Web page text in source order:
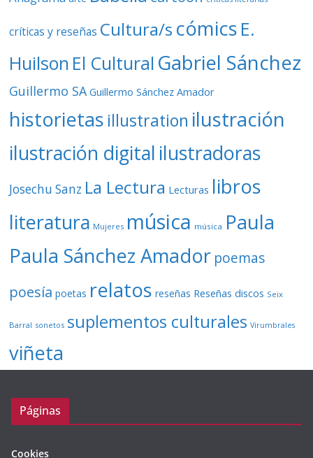
críticas y reseñas Cultura/s cómics E.
Huilson El Cultural Gabriel Sánchez
Guillermo SA Guillermo Sánchez Amador
historietas illustration ilustración
ilustración digital ilustradoras
Josechu Sanz La Lectura Lecturas libros
literatura Mujeres música música Paula
Paula Sánchez Amador poemas
poesía poetas relatos reseñas Reseñas discos Seix
Barral sonetos suplementos culturales Virumbrales
viñeta
Páginas
Cookies